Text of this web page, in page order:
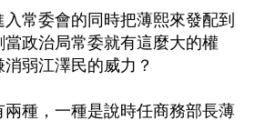
常委會的同時把薄熙來發配到
政治局常委就有這麼大的權
弱江澤民的威力？
種，一種是說時任商務部長薄